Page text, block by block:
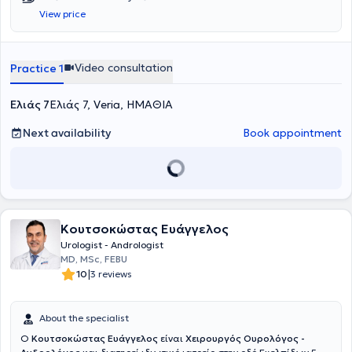
πνεύμονα και δευτερογενή αντίσταση στην ανοσοθεραπεία. Η
επιστημονική του προσέγγιση συνδυάζει την εξατομικευμένη ιατρική
με τη σύγχρονη κλινική έρευνα, προσφέροντας στους ασθενείς του
ογκολογική φροντίδα.
View price
Practice 1 Video consultation
Ελιάς 7Ελιάς 7, Veria, ΗΜΑΘΙΑ
Next availability
Book appointment
Κουτσοκώστας Ευάγγελος
Urologist - Andrologist
MD, MSc, FEBU
10|3 reviews
About the specialist
Ο Κουτσοκώστας Ευάγγελος είναι Χειρουργός Ουρολόγος -